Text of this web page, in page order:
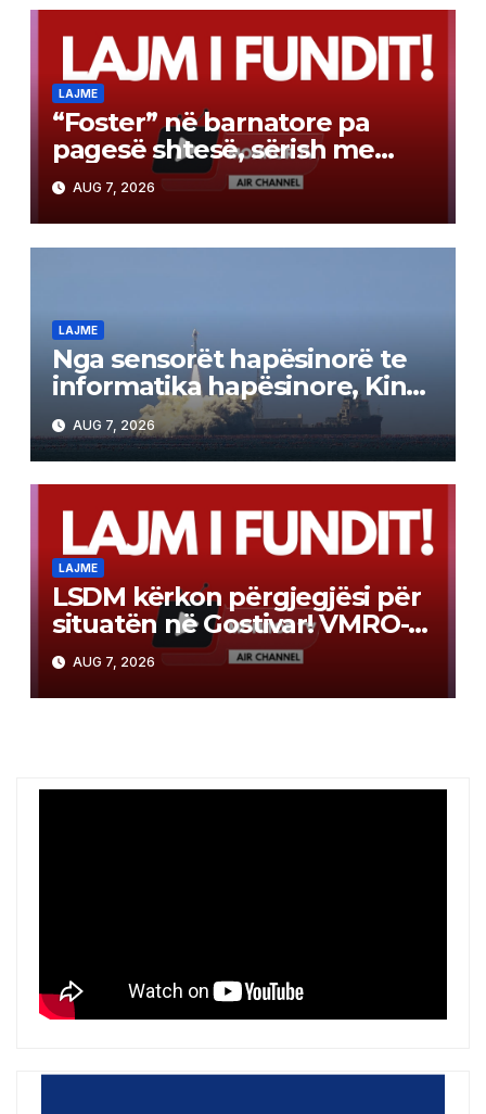
LAJME
“Foster” në barnatore pa
pagesë shtesë, sërish me
recetë vetëm 280 denarë
participim
AUG 7, 2026
LAJME
Nga sensorët hapësinorë te
informatika hapësinore, Kina
lëshon satelitët me
inteligjencë artificiale
AUG 7, 2026
LAJME
LSDM kërkon përgjegjësi për
situatën në Gostivar! VMRO-
DPMNE kundërpërgjigjet: Uji
ishte i ndotur në kohën tuaj
AUG 7, 2026